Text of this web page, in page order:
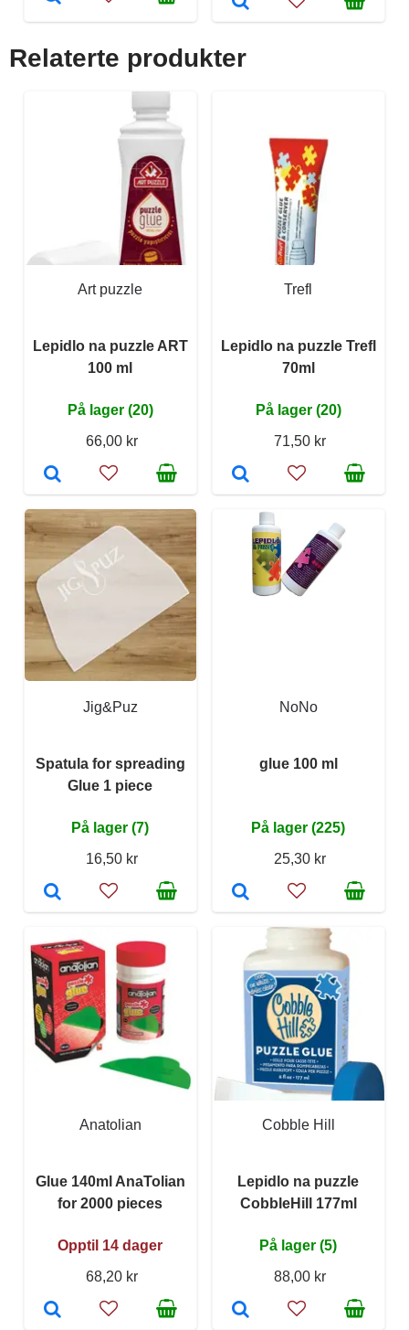
Relaterte produkter
Art puzzle
Lepidlo na puzzle ART
100 ml
På lager (20)
66,00 kr
Trefl
Lepidlo na puzzle Trefl
70ml
På lager (20)
71,50 kr
Jig&Puz
Spatula for spreading
Glue 1 piece
På lager (7)
16,50 kr
NoNo
glue 100 ml
På lager (225)
25,30 kr
Anatolian
Glue 140ml AnaTolian
for 2000 pieces
Opptil 14 dager
68,20 kr
Cobble Hill
Lepidlo na puzzle
CobbleHill 177ml
På lager (5)
88,00 kr